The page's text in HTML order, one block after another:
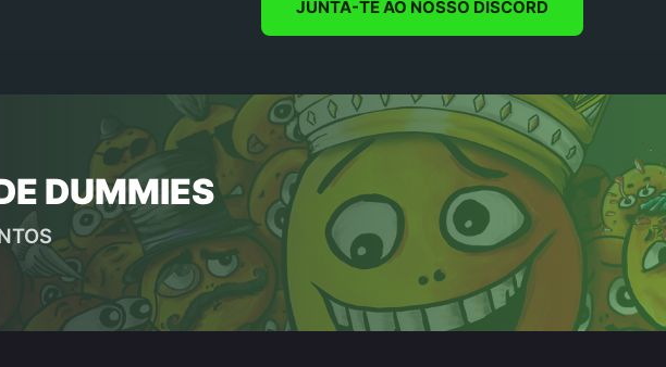
JUNTA-TE AO NOSSO DISCORD
DUMMIES